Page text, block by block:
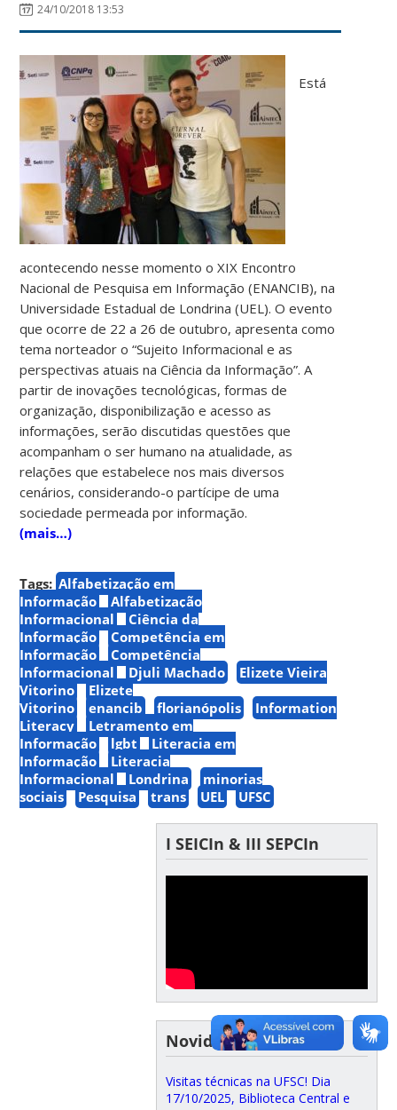
24/10/2018 13:53
Está
acontecendo nesse momento o XIX Encontro
Nacional de Pesquisa em Informação (ENANCIB), na
Universidade Estadual de Londrina (UEL). O evento
que ocorre de 22 a 26 de outubro, apresenta como
tema norteador o “Sujeito Informacional e as
perspectivas atuais na Ciência da Informação”. A
partir de inovações tecnológicas, formas de
organização, disponibilização e acesso as
informações, serão discutidas questões que
acompanham o ser humano na atualidade, as
relações que estabelece nos mais diversos
cenários, considerando-o partícipe de uma
sociedade permeada por informação.
(mais…)
Tags: Alfabetização em
Informação
Alfabetização
Informacional
Ciência da
Informação
Competência em
Informação
Competência
Informacional
Djuli Machado
Elizete Vieira
Vitorino
Elizete
Vitorino
enancib florianópolis
Information
Literacy
Letramento em
Informação
lgbt
Literacia em
Informação
Literacia
Informacional
Londrina
minorias
sociais
Pesquisa trans UEL UFSC
I SEICIn & III SEPCIn
Novidades do GPCIn
Visitas técnicas na UFSC! Dia
17/10/2025, Biblioteca Central e